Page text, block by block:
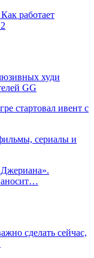
работает
худи
GG
стартовал ивент с
сериалы и
сделать сейчас,